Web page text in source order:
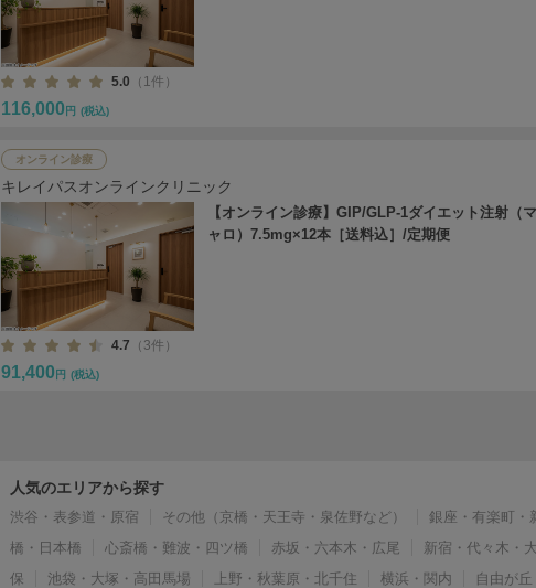
5.0 （1件）
116,000 円 (税込)
オンライン診療
キレイパスオンラインクリニック
【オンライン診療】GIP/GLP-1ダイエット注射（
ャロ）7.5mg×12本［送料込］/定期便
4.7 （3件）
91,400 円 (税込)
人気のエリアから探す
渋谷・表参道・原宿 その他（京橋・天王寺・泉佐野など）
銀座・有楽町・
橋・日本橋
心斎橋・難波・四ツ橋 赤坂・六本木・広尾
新宿・代々木・
保
池袋・大塚・高田馬場 上野・秋葉原・北千住 横浜・関内
自由が